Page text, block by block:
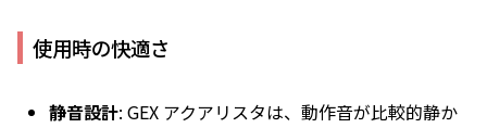
使用時の快適さ
静音設計: GEX アクアリスタは、動作音が比較的静か